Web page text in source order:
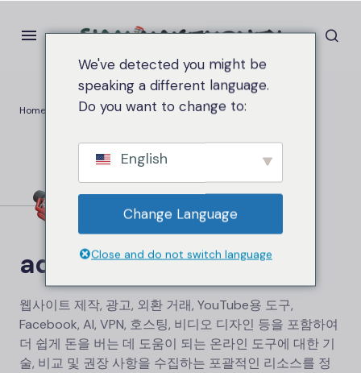
Home Archives for
admin.siammakemoney
웹사이트 제작, 광고, 외환 거래, YouTube용 도구,
Facebook, AI, VPN, 호스팅, 비디오 디자인 등을 포함하여
더 쉽게 돈을 버는 데 도움이 되는 온라인 도구에 대한 기
술, 비교 및 ​​권장 사항을 수집하는 포괄적인 리소스를 정
We've detected you might be
speaking a different language.
Do you want to change to:
English
Change Language
Close and do not switch language